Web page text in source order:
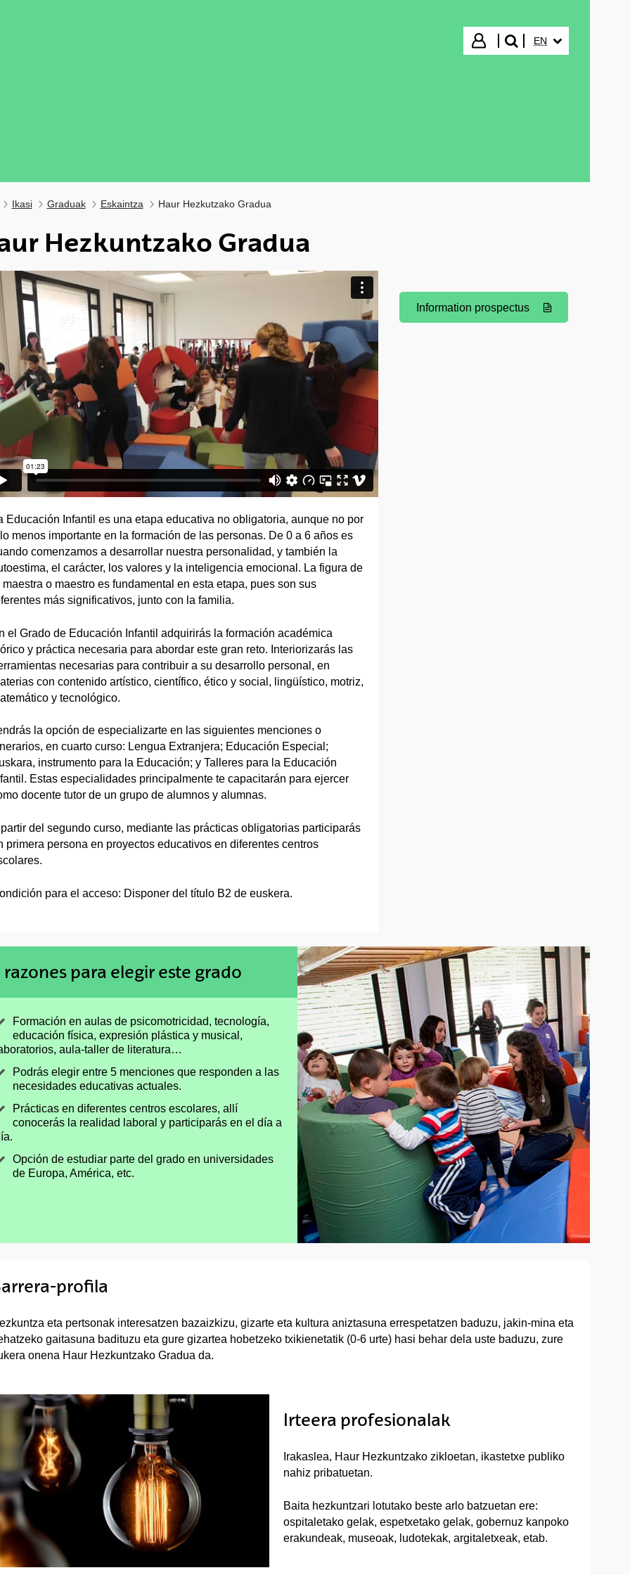
Login
search"
EN
Ikasi Graduak Eskaintza Haur Hezkutzako Gradua
Hezkuntzako Gradua
Educación Infantil es una etapa educativa no obligatoria, aunque no por
menos importante en la formación de las personas. De 0 a 6 años es
comenzamos a desarrollar nuestra personalidad, y también la
el carácter, los valores y la inteligencia emocional. La figura de
maestra o maestro es fundamental en esta etapa, pues son sus
más significativos, junto con la familia.
el Grado de Educación Infantil adquirirás la formación académica
y práctica necesaria para abordar este gran reto. Interiorizarás las
necesarias para contribuir a su desarrollo personal, en
con contenido artístico, científico, ético y social, lingüístico, motriz,
y tecnológico.
la opción de especializarte en las siguientes menciones o
en cuarto curso: Lengua Extranjera; Educación Especial;
instrumento para la Educación; y Talleres para la Educación
Estas especialidades principalmente te capacitarán para ejercer
docente tutor de un grupo de alumnos y alumnas.
del segundo curso, mediante las prácticas obligatorias participarás
primera persona en proyectos educativos en diferentes centros
para el acceso: Disponer del título B2 de euskera.
(Opens New Window)
Information prospectus
razones para elegir este grado
Formación en aulas de psicomotricidad, tecnología,
educación física, expresión plástica y musical,
aula-taller de literatura…
Podrás elegir entre 5 menciones que responden a las
necesidades educativas actuales.
Prácticas en diferentes centros escolares, allí
conocerás la realidad laboral y participarás en el día a
Opción de estudiar parte del grado en universidades
de Europa, América, etc.
profila
eta pertsonak interesatzen bazaizkizu, gizarte eta kultura aniztasuna errespetatzen baduzu, jakin-mina eta
gaitasuna badituzu eta gure gizartea hobetzeko txikienetatik (0-6 urte) hasi behar dela uste baduzu, zure
onena Haur Hezkuntzako Gradua da.
Irteera profesionalak
Irakaslea, Haur Hezkuntzako zikloetan, ikastetxe publiko
nahiz pribatuetan.
Baita hezkuntzari lotutako beste arlo batzuetan ere:
ospitaletako gelak, espetxetako gelak, gobernuz kanpoko
erakundeak, museoak, ludotekak, argitaletxeak, etab.